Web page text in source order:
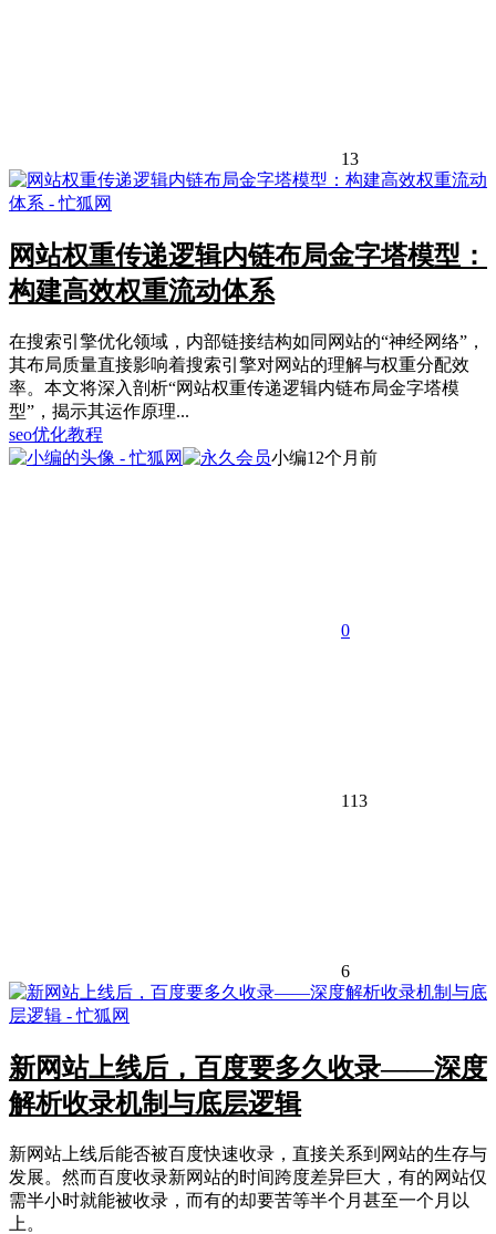
13
网站权重传递逻辑内链布局金字塔模型：
构建高效权重流动体系
在搜索引擎优化领域，内部链接结构如同网站的“神经网络”，
其布局质量直接影响着搜索引擎对网站的理解与权重分配效
率。本文将深入剖析“网站权重传递逻辑内链布局金字塔模
型”，揭示其运作原理...
seo优化教程
小编12个月前
0
113
6
新网站上线后，百度要多久收录——深度
解析收录机制与底层逻辑
新网站上线后能否被百度快速收录，直接关系到网站的生存与
发展。然而百度收录新网站的时间跨度差异巨大，有的网站仅
需半小时就能被收录，而有的却要苦等半个月甚至一个月以
上。